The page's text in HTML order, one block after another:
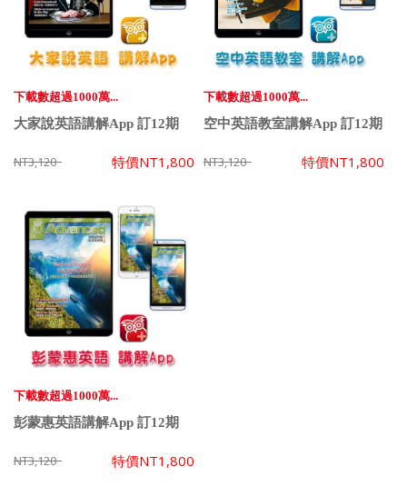
下載數超過1000萬...
大家說英語講解App 訂12期
NT3,120 特價NT1,800
下載數超過1000萬...
空中英語教室講解App 訂12期
NT3,120 特價NT1,800
下載數超過1000萬...
彭蒙惠英語講解App 訂12期
NT3,120 特價NT1,800